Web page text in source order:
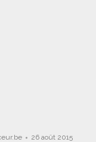
26 août 2015